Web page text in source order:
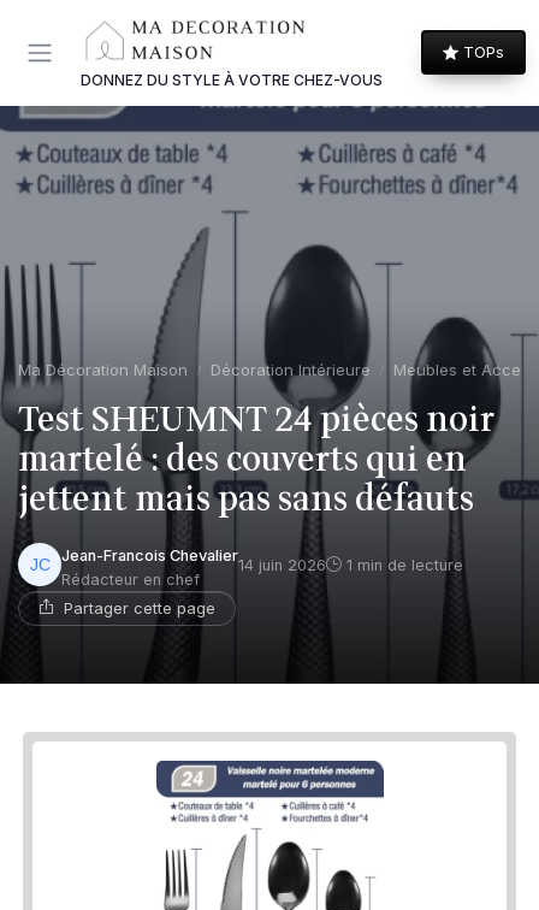
DONNEZ DU STYLE À VOTRE CHEZ-VOUS
TOPs
Ma Décoration Maison Décoration Intérieure Meubles et
Test SHEUMNT 24 pièces noir
martelé : des couverts qui en
jettent mais pas sans défauts
Jean-Francois Chevalier
Rédacteur en chef
14 juin 2026 1 min de lecture
Partager cette page
Panneau de gestion des cookies